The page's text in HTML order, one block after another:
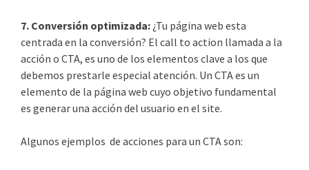
7. Conversión optimizada: ¿Tu página web esta
centrada en la conversión? El call to action llamada a la
acción o CTA, es uno de los elementos clave a los que
debemos prestarle especial atención. Un CTA es un
elemento de la página web cuyo objetivo fundamental
es generar una acción del usuario en el site.
Algunos ejemplos de acciones para un CTA son: